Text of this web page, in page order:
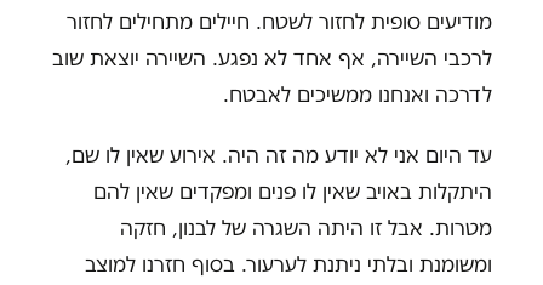
מודיעים סופית לחזור לשטח. חיילים מתחילים לחזור
לרכבי השיירה, אף אחד לא נפגע. השיירה יוצאת שוב
לדרכה ואנחנו ממשיכים לאבטח.
עד היום אני לא יודע מה זה היה. אירוע שאין לו שם,
היתקלות באויב שאין לו פנים ומפקדים שאין להם
מטרות. אבל זו היתה השגרה של לבנון, חזקה
ומשומנת ובלתי ניתנת לערעור. בסוף חזרנו למוצב